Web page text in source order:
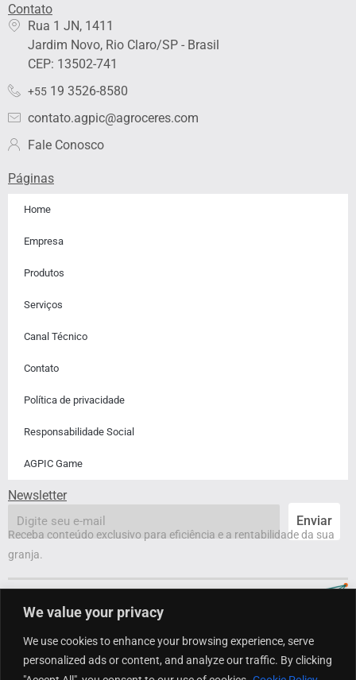
We value your privacy
We use cookies to enhance your browsing experience, serve
personalized ads or content, and analyze our traffic. By clicking
k
e
d
i
g
o
b
Contato
Rua 1 JN, 1411
Jardim Novo, Rio Claro/SP - Brasil
CEP: 13502-741
+55 19 3526-8580
contato.agpic@agroceres.com
Fale Conosco
Páginas
Home
Empresa
Produtos
Serviços
Canal Técnico
Contato
Política de privacidade
Responsabilidade Social
AGPIC Game
Newsletter
Enviar
Receba conteúdo exclusivo para eficiência e a rentabilidade da sua
granja.